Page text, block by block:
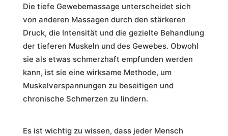
Die tiefe Gewebemassage unterscheidet sich
von anderen Massagen durch den stärkeren
Druck, die Intensität und die gezielte Behandlung
der tieferen Muskeln und des Gewebes. Obwohl
sie als etwas schmerzhaft empfunden werden
kann, ist sie eine wirksame Methode, um
Muskelverspannungen zu beseitigen und
chronische Schmerzen zu lindern.
Es ist wichtig zu wissen, dass jeder Mensch